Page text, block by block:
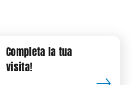
Completa la tua
visita!